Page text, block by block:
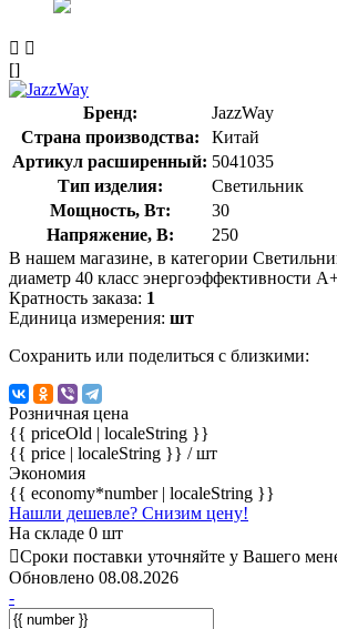
[]
Бренд:
JazzWay
Страна производства:
Китай
Артикул расширенный: 5041035
Тип изделия:
Светильник
Мощность, Вт:
30
Напряжение, В:
250
В нашем магазине, в категории
диаметр 40 класс энергоэффективности
Кратность заказа: 1
Единица измерения: шт
Сохранить или поделиться с близкими:
Розничная цена
{{ priceOld | localeString }}
{{ price | localeString }} / шт
Экономия
{{ economy*number | localeString }}
Нашли дешевле? Снизим цену!
На складе 0 шт
Сроки поставки уточняйте у Вашего
Обновлено 08.08.2026
-